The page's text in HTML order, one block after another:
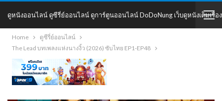
ดูหนังออนไลน์ ดูซีรี่ย์ออนไลน์ ดูการ์ตูนออนไลน์ DoDoNung เว็บดูหนังเต็มเรื่อง
DoDoNung
Home
ดูซีรี่ย์ออนไลน์
The Lead บทเพลงแห่งนางงิ้ว (2026) ซับไทย EP1-EP48